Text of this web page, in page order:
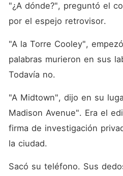
"¿A dónde?", preguntó el
por el espejo retrovisor.
"A la Torre Cooley",
palabras murieron en sus
Todavía no.
"A Midtown", dijo en su
Madison Avenue". Era el
firma de investigación
la ciudad.
Sacó su teléfono. Sus